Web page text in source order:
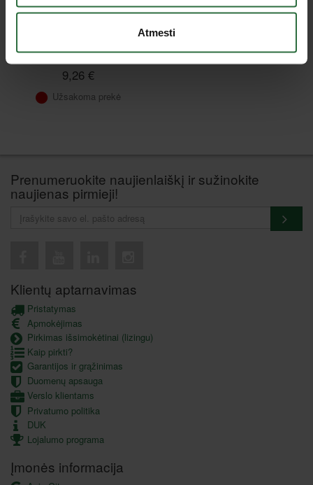
Atmesti
įdėklas 837945-7
9,26 €
Užsakoma prekė
Prenumeruokite naujienlaiškį ir sužinokite
naujienas pirmieji!
Klientų aptarnavimas
Pristatymas
Apmokėjimas
Pirkimas išsimokėtinai (lizingu)
Kaip pirkti?
Garantijos ir grąžinimas
Duomenų apsauga
Verslo klientams
Privatumo politika
DUK
Lojalumo programa
Įmonės informacija